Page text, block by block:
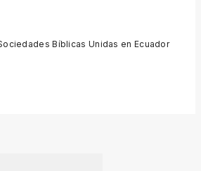
Bíblicas Unidas en Ecuador